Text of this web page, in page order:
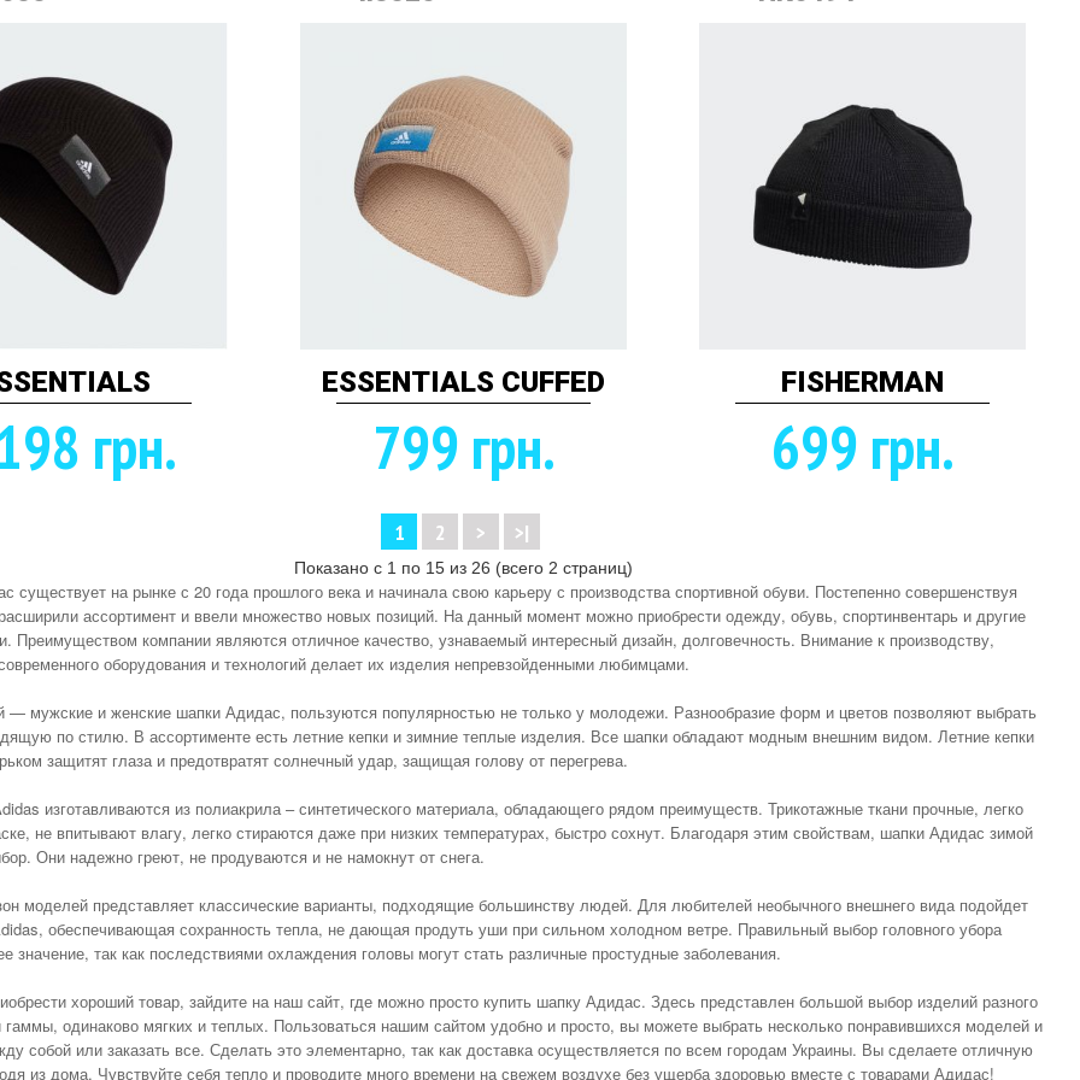
грн.
ESSENTIALS CUFFED
799 грн.
FISHERMAN
699 грн.
1 2 > >|
Показано с 1 по 15 из 26 (всего 2 страниц)
существует на рынке с 20 года прошлого века и начинала свою карьеру с производства спортивной обуви. Постепенно совершенствуя
ассортимент и ввели множество новых позиций. На данный момент можно приобрести одежду, обувь, спортинвентарь и другие
Преимуществом компании являются отличное качество, узнаваемый интересный дизайн, долговечность. Внимание к производству,
оборудования и технологий делает их изделия непревзойденными любимцами.
— мужские и женские шапки Адидас, пользуются популярностью не только у молодежи. Разнообразие форм и цветов позволяют выбрать
по стилю. В ассортименте есть летние кепки и зимние теплые изделия. Все шапки обладают модным внешним видом. Летние кепки
защитят глаза и предотвратят солнечный удар, защищая голову от перегрева.
изготавливаются из полиакрила – синтетического материала, обладающего рядом преимуществ. Трикотажные ткани прочные, легко
не впитывают влагу, легко стираются даже при низких температурах, быстро сохнут. Благодаря этим свойствам, шапки Адидас зимой
Они надежно греют, не продуваются и не намокнут от снега.
моделей представляет классические варианты, подходящие большинству людей. Для любителей необычного внешнего вида подойдет
обеспечивающая сохранность тепла, не дающая продуть уши при сильном холодном ветре. Правильный выбор головного убора
значение, так как последствиями охлаждения головы могут стать различные простудные заболевания.
хороший товар, зайдите на наш сайт, где можно просто купить шапку Адидас. Здесь представлен большой выбор изделий разного
гаммы, одинаково мягких и теплых. Пользоваться нашим сайтом удобно и просто, вы можете выбрать несколько понравившихся моделей и
собой или заказать все. Сделать это элементарно, так как доставка осуществляется по всем городам Украины. Вы сделаете отличную
из дома. Чувствуйте себя тепло и проводите много времени на свежем воздухе без ущерба здоровью вместе с товарами Адидас!